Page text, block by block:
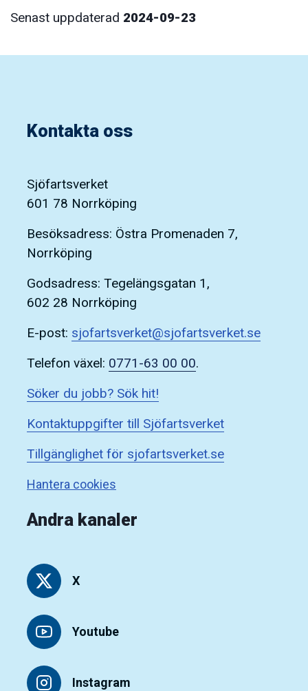
Senast uppdaterad 2024-09-23
Kontakta oss
Sjöfartsverket
601 78 Norrköping
Besöksadress: Östra Promenaden 7,
Norrköping
Godsadress: Tegelängsgatan 1,
602 28 Norrköping
E-post: sjofartsverket@sjofartsverket.se
Telefon växel: 0771-63 00 00.
Söker du jobb? Sök hit!
Kontaktuppgifter till Sjöfartsverket
Tillgänglighet för sjofartsverket.se
Hantera cookies
Andra kanaler
X
Youtube
Instagram